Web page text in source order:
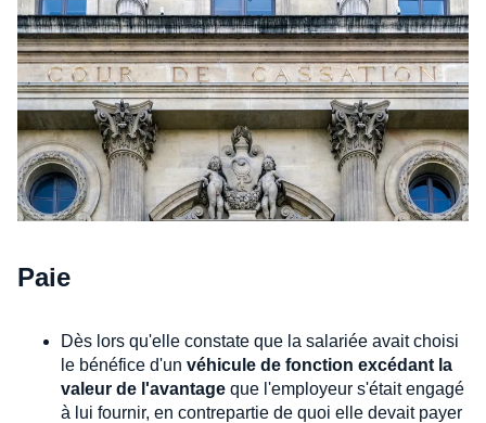
Paie
Dès lors qu'elle constate que la salariée avait choisi
le bénéfice d'un véhicule de fonction excédant la
valeur de l'avantage que l'employeur s'était engagé
à lui fournir, en contrepartie de quoi elle devait payer